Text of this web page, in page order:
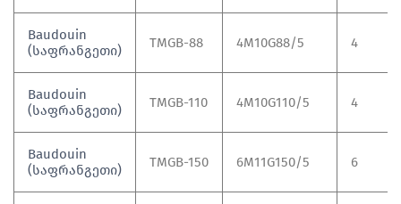
Baudouin
(საფრანგეთი)
TMGB-88 4M10G88/5 4
Baudouin
(საფრანგეთი)
TMGB-110 4M10G110/5 4
Baudouin
(საფრანგეთი)
TMGB-150 6M11G150/5 6